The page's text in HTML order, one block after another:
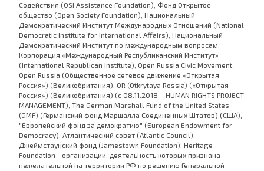
Содействия (OSI Assistance Foundation), Фонд Открытое
общество (Open Society Foundation), Национальный
Демократический Институт Международных Отношений (National
Democratic Institute for International Affairs), Национальный
Демократический Институт по международным вопросам,
Корпорация «Международный Республиканский Институт»
(International Republican Institute), Open Russia Civic Movement,
Open Russia (Общественное сетевое движение «Открытая
Россия») (Великобритания), OR (Otkrytaya Rossia) («Открытая
Россия») (Великобритания) (с 08.11.2018 – HUMAN RIGHTS PROJECT
MANAGEMENT), The German Marshall Fund of the United States
(GMF) (Германский фонд Маршалла Соединенных Штатов) (США),
"Европейский фонд за демократию" (European Endowment for
Democracy), Атлантический совет (Atlantic Council),
Джеймстаунский фонд (Jamestown Foundation), Heritage
Foundation - организации, деятельность которых признана
нежелательной на территории РФ по решению Генеральной